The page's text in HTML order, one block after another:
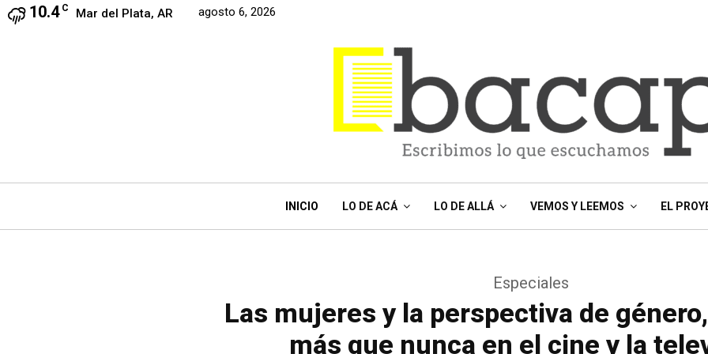
10.4 C Mar del Plata, AR agosto 6, 2026
INICIO LO DE ACÁ LO DE ALLÁ VEMOS Y LEEMOS EL
Especiales
Las mujeres y la perspectiva de
más que nunca en el cine y la